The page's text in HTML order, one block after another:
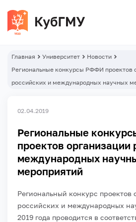
Главная Университет
Новости
Региональные конкурсы РФФИ проектов
российских и международных научных
02.04.2019
Региональные
проектов организации
международных
мероприятий
Региональный конкурс проектов
российских и международных
2019 года проводится в